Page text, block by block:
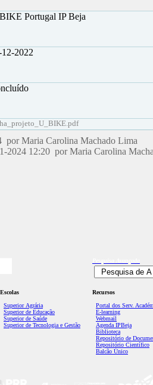
Portugal IP Beja
12-2022
por Maria Carolina Machado Lima
2024 12:20 por Maria Carolina
Escolas
Superior Agrária
Superior de Educação
Superior de Saúde
Superior de Tecnologia e Gestão
Recursos
Portal dos Serv.
E-learning
Webmail
Agenda IPBeja
Biblioteca
Repositório de
Repositório Científico
Balcão Único